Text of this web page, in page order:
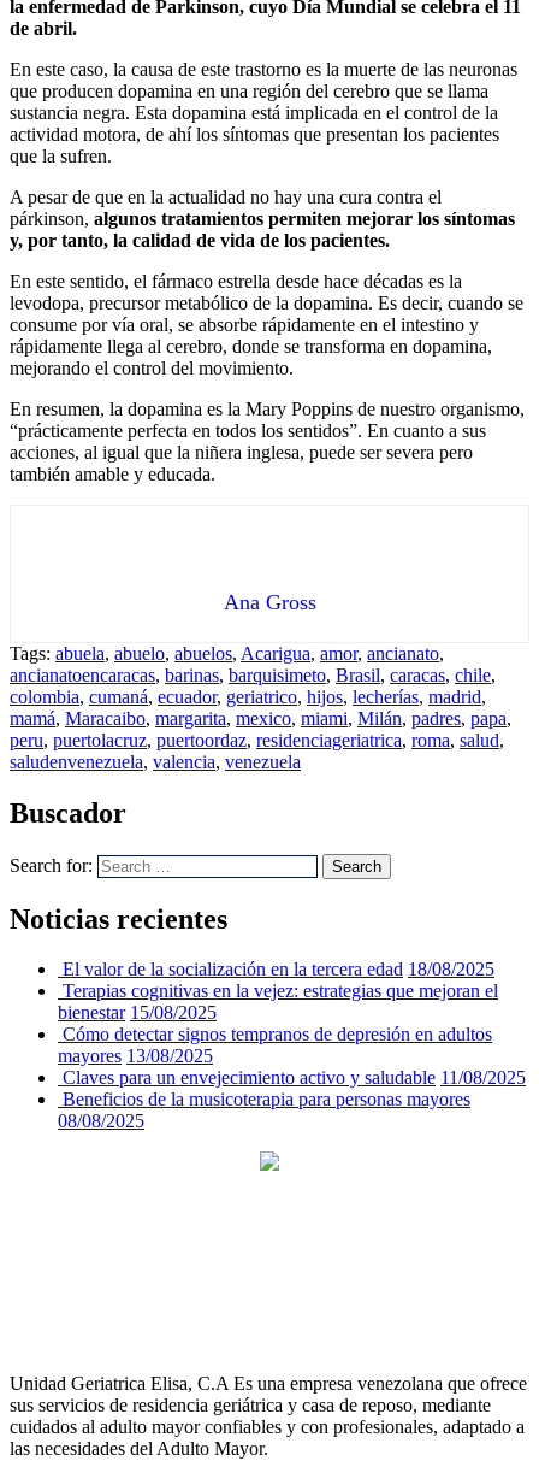
la enfermedad de Parkinson, cuyo Día Mundial se celebra el 11
de abril.
En este caso, la causa de este trastorno es la muerte de las neuronas
que producen dopamina en una región del cerebro que se llama
sustancia negra. Esta dopamina está implicada en el control de la
actividad motora, de ahí los síntomas que presentan los pacientes
que la sufren.
A pesar de que en la actualidad no hay una cura contra el
párkinson, algunos tratamientos permiten mejorar los síntomas
y, por tanto, la calidad de vida de los pacientes.
En este sentido, el fármaco estrella desde hace décadas es la
levodopa, precursor metabólico de la dopamina. Es decir, cuando se
consume por vía oral, se absorbe rápidamente en el intestino y
rápidamente llega al cerebro, donde se transforma en dopamina,
mejorando el control del movimiento.
En resumen, la dopamina es la Mary Poppins de nuestro organismo,
“prácticamente perfecta en todos los sentidos”. En cuanto a sus
acciones, al igual que la niñera inglesa, puede ser severa pero
también amable y educada.
Ana Gross
Tags: abuela, abuelo, abuelos, Acarigua, amor, ancianato,
ancianatoencaracas, barinas, barquisimeto, Brasil, caracas, chile,
colombia, cumaná, ecuador, geriatrico, hijos, lecherías, madrid,
mamá, Maracaibo, margarita, mexico, miami, Milán, padres, papa,
peru, puertolacruz, puertoordaz, residenciageriatrica, roma, salud,
saludenvenezuela, valencia, venezuela
Buscador
Search for: Search
Noticias recientes
El valor de la socialización en la tercera edad 18/08/2025
Terapias cognitivas en la vejez: estrategias que mejoran el
bienestar 15/08/2025
Cómo detectar signos tempranos de depresión en adultos
mayores 13/08/2025
Claves para un envejecimiento activo y saludable 11/08/2025
Beneficios de la musicoterapia para personas mayores
08/08/2025
Unidad Geriatrica Elisa, C.A Es una empresa venezolana que ofrece
sus servicios de residencia geriátrica y casa de reposo, mediante
cuidados al adulto mayor confiables y con profesionales, adaptado a
las necesidades del Adulto Mayor.